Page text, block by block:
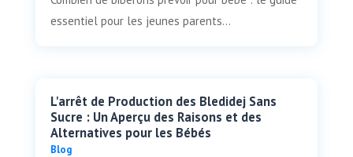
essentiel pour les jeunes parents...
L'arrêt de Production des Bledidej Sans
Sucre : Un Aperçu des Raisons et des
Alternatives pour les Bébés
Blog